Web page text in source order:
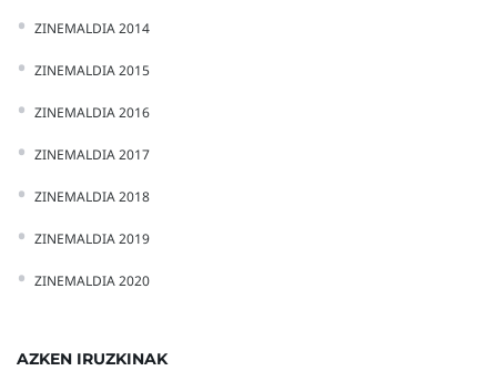
ZINEMALDIA 2014
ZINEMALDIA 2015
ZINEMALDIA 2016
ZINEMALDIA 2017
ZINEMALDIA 2018
ZINEMALDIA 2019
ZINEMALDIA 2020
AZKEN IRUZKINAK